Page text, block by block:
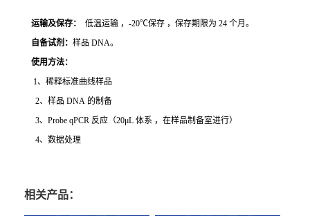
运输及保存：
低温运输 ，-20℃保存 ，保存期限为 24 个月。
自备试剂： 样品 DNA。
使用方法：
1、稀释标准曲线样品
2、样品 DNA 的制备
3、Probe qPCR 反应（20μL 体系 ，在样品制备室进行）
4、数据处理
相关产品：